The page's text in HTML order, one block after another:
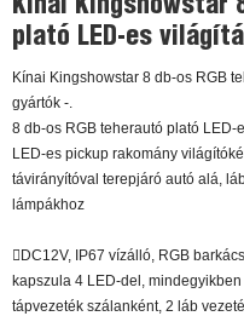
plató LED-es
Kínai Kingshowstar 8 db-os RGB
gyártók -.
8 db-os RGB teherautó plató
LED-es pickup rakomány
távirányítóval terepjáró autó alá,
lámpákhoz
DC12V, IP67 vízálló, RGB
kapszula 4 LED-del,
tápvezeték szálanként, 2 láb